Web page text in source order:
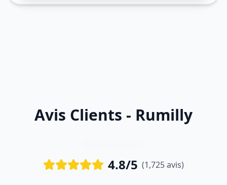
Avis Clients - Rumilly
4.8/5 (1,725 avis)